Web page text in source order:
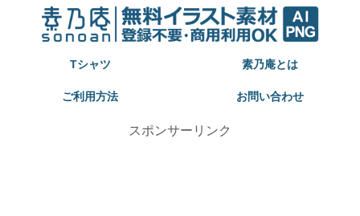
Tシャツ 素乃庵とは
ご利用方法 お問い合わせ
スポンサーリンク